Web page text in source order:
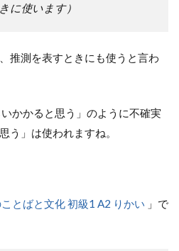
に使います）
推測を表すときにも使うと言わ
かかると思う」のように不確実
う」は使われますね。
とばと文化 初級1 A2 りかい 」で